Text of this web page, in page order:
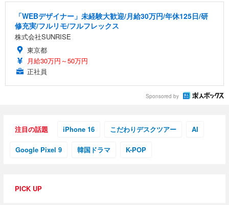
「WEBデザイナー」未経験大歓迎/月給30万円/年休125日/研
修充実/フルリモ/フルフレックス
株式会社SUNRISE
東京都
月給30万円～50万円
正社員
Sponsored by
注目の話題 iPhone 16 こだわりデスクツアー AI
Google Pixel 9 韓国ドラマ K-POP
PICK UP